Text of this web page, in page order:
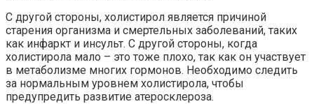
С другой стороны, холистирол является причиной
старения организма и смертельных заболеваний, таких
как инфаркт и инсульт. С другой стороны, когда
холистирола мало – это тоже плохо, так как он участвует
в метаболизме многих гормонов. Необходимо следить
за нормальным уровнем холистирола, чтобы
предупредить развитие атеросклероза.